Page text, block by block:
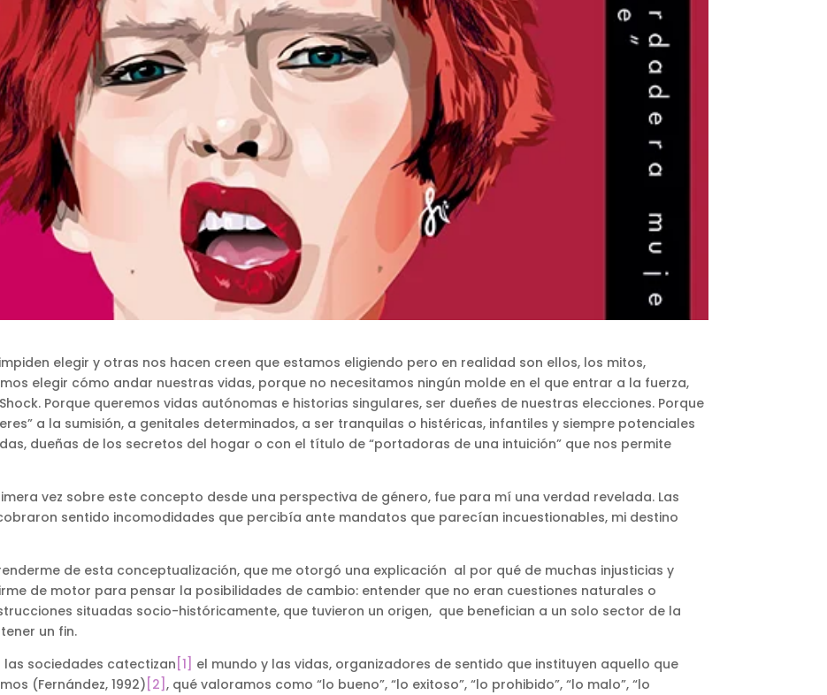
elegir y otras nos hacen creen que estamos eligiendo pero en realidad son ellos, los mitos,
elegir cómo andar nuestras vidas, porque no necesitamos ningún molde en el que entrar a la fuerza,
Porque queremos vidas autónomas e historias singulares, ser dueñes de nuestras elecciones. Porque
a la sumisión, a genitales determinados, a ser tranquilas o histéricas, infantiles y siempre potenciales
dueñas de los secretos del hogar o con el título de “portadoras de una intuición” que nos permite
vez sobre este concepto desde una perspectiva de género, fue para mí una verdad revelada. Las
sentido incomodidades que percibía ante mandatos que parecían incuestionables, mi destino
de esta conceptualización, que me otorgó una explicación al por qué de muchas injusticias y
de motor para pensar la posibilidades de cambio: entender que no eran cuestiones naturales o
situadas socio-históricamente, que tuvieron un origen, que benefician a un solo sector de la
un fin.
las sociedades catectizan [1]
el mundo y las vidas, organizadores de sentido que instituyen aquello que
(Fernández, 1992) [2], qué valoramos como “lo bueno”, “lo exitoso”, “lo prohibido”, “lo malo”, “lo